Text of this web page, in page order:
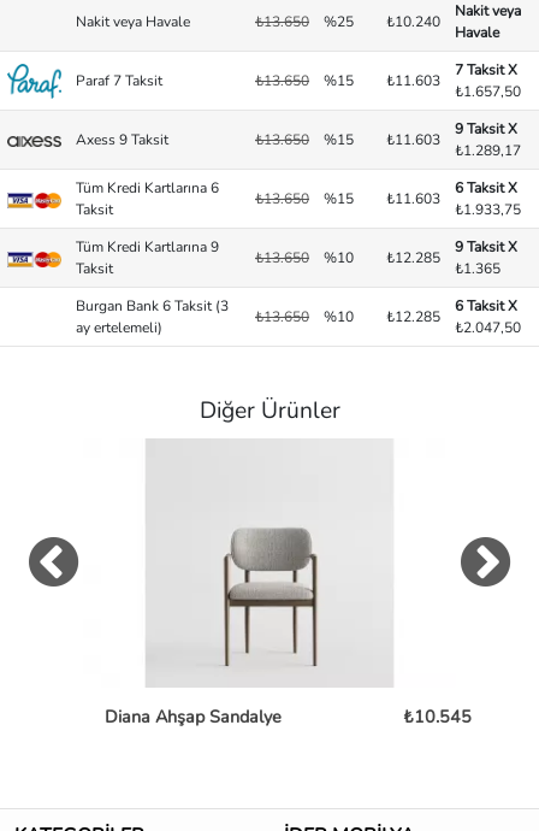
Nakit veya Havale ₺13.650 %25 ₺10.240
Nakit veya
Havale
Paraf 7 Taksit ₺13.650 %15 ₺11.603
7 Taksit X
₺1.657,50
Axess 9 Taksit ₺13.650 %15 ₺11.603
9 Taksit X
₺1.289,17
Tüm Kredi Kartlarına 6
Taksit
₺13.650 %15 ₺11.603
6 Taksit X
₺1.933,75
Tüm Kredi Kartlarına 9
Taksit
₺13.650 %10 ₺12.285
9 Taksit X
₺1.365
Burgan Bank 6 Taksit (3
ay ertelemeli)
₺13.650 %10 ₺12.285
6 Taksit X
₺2.047,50
Diğer Ürünler
Diana Ahşap Sandalye ₺10.545